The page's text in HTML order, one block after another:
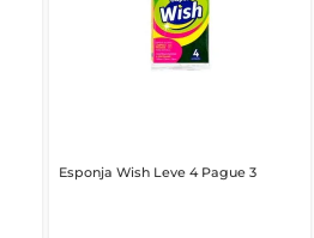
Esponja Wish Leve 4 Pague 3